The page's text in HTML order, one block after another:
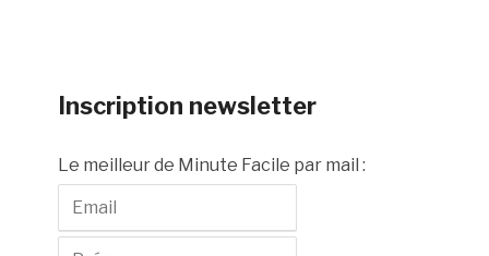
Inscription newsletter
Le meilleur de Minute Facile par mail :